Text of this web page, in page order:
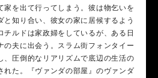
家を出て行ってしまう。彼は物乞いを
と知り合い、彼女の家に居候するよう
チルドは家政婦をしているが、ある日
の夫に出会う。スラム街フォンタイー
、圧倒的なリアリズムで底辺の生活の
れた。『ヴァンダの部屋』のヴァンダ